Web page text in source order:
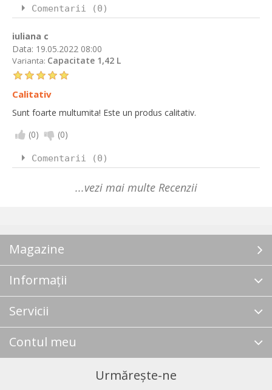
Comentarii (0)
iuliana c
Data: 19.05.2022 08:00
Varianta: Capacitate 1,42 L
Calitativ
Sunt foarte multumita! Este un produs calitativ.
(0) (0)
Comentarii (0)
...vezi mai multe Recenzii
Magazine
Informații
Servicii
Contul meu
Urmărește-ne